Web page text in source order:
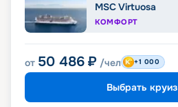
MSC Virtuosa
КОМФОРТ
от 50 486 ₽ /чел +1 000
Выбрать круиз